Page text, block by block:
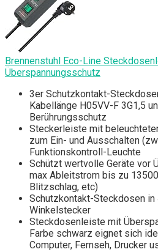
Brennenstuhl Eco-Line
Überspannungsschutz
3er Schutzkontakt-
Kabellänge H05VV-F 3G1,5
Berührungsschutz
Steckerleiste mit
zum Ein- und Ausschalten
Funktionskontroll-Leuchte
Schützt wertvolle Geräte vor
max Ableitstrom bis zu
Blitzschlag, etc)
Schutzkontakt-Steckdosen in
Winkelstecker
Steckdosenleiste mit
Farbe schwarz eignet sich
Computer, Fernseh, Drucker